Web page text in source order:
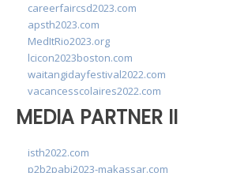
careerfaircsd2023.com
apsth2023.com
MedItRio2023.org
lcicon2023boston.com
waitangidayfestival2022.com
vacancesscolaires2022.com
MEDIA PARTNER II
isth2022.com
p2b2pabi2023-makassar.com